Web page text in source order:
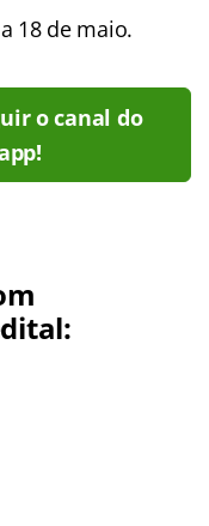
18 de maio.
o canal do